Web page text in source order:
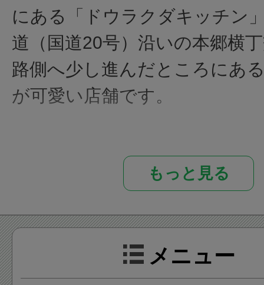
にある「ドウラクダキッチン
道（国道20号）沿いの本郷横
路側へ少し進んだところにあ
が可愛い店舗です。
人掛けテーブル1つという小
と美味しい海鮮料理が人気の
もっと見る
メニュー